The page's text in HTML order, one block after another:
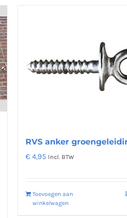
RVS anker
€ 4,95 Incl. BTW
Toevoegen aan
winkelwagen